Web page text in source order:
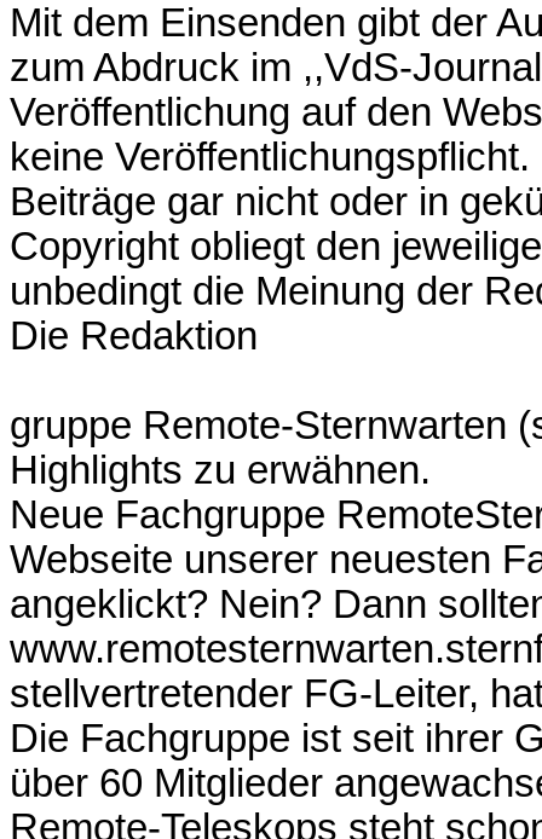
Mit dem Einsenden gibt der
zum Abdruck im ,,VdS-
Veröffentlichung auf den
keine
Beiträge gar nicht oder in
Copyright obliegt den
unbedingt die Meinung der
Die Redaktion
gruppe Remote-Sternwarten
Highlights zu erwähnen.
Neue Fachgruppe
Webseite unserer neuesten
angeklickt? Nein? Dann
stellvertretender FG-Leiter,
Die Fachgruppe ist seit ihrer
über 60 Mitglieder
Remote-Teleskops steht